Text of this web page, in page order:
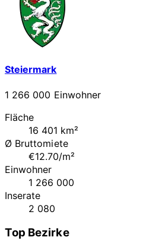
Steiermark
1 266 000 Einwohner
Fläche
16 401 km²
Ø Bruttomiete
€12.70/m²
Einwohner
1 266 000
Inserate
2 080
Top Bezirke